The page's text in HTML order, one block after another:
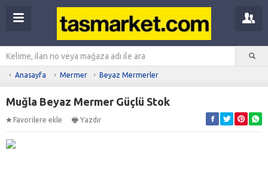
Anasayfa Mermer Beyaz Mermerler
Muğla Beyaz Mermer Güçlü Stok
Favorilere ekle Yazdır